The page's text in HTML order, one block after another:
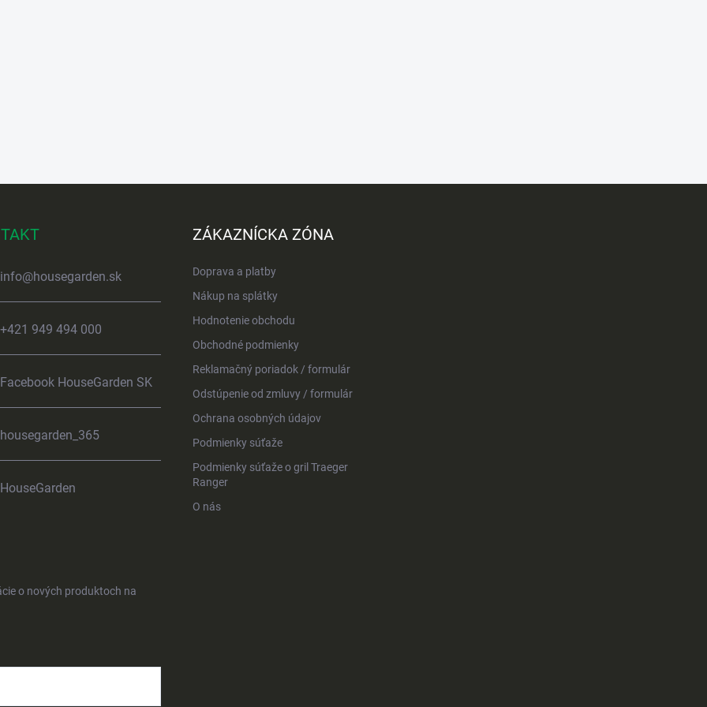
info@housegarden.sk
+421 949 494 000
Facebook HouseGarden SK
housegarden_365
HouseGarden
ZÁKAZNÍCKA ZÓNA
Doprava a platby
Nákup na splátky
Hodnotenie obchodu
Obchodné podmienky
Reklamačný poriadok / formulár
Odstúpenie od zmluvy / formulár
Ochrana osobných údajov
Podmienky súťaže
Podmienky súťaže o gril Traeger
Ranger
O nás
o nových produktoch na